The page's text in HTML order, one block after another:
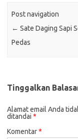
Post navigation
← Sate Daging Sapi
Pedas
Tinggalkan
Alamat email Anda
ditandai *
Komentar*